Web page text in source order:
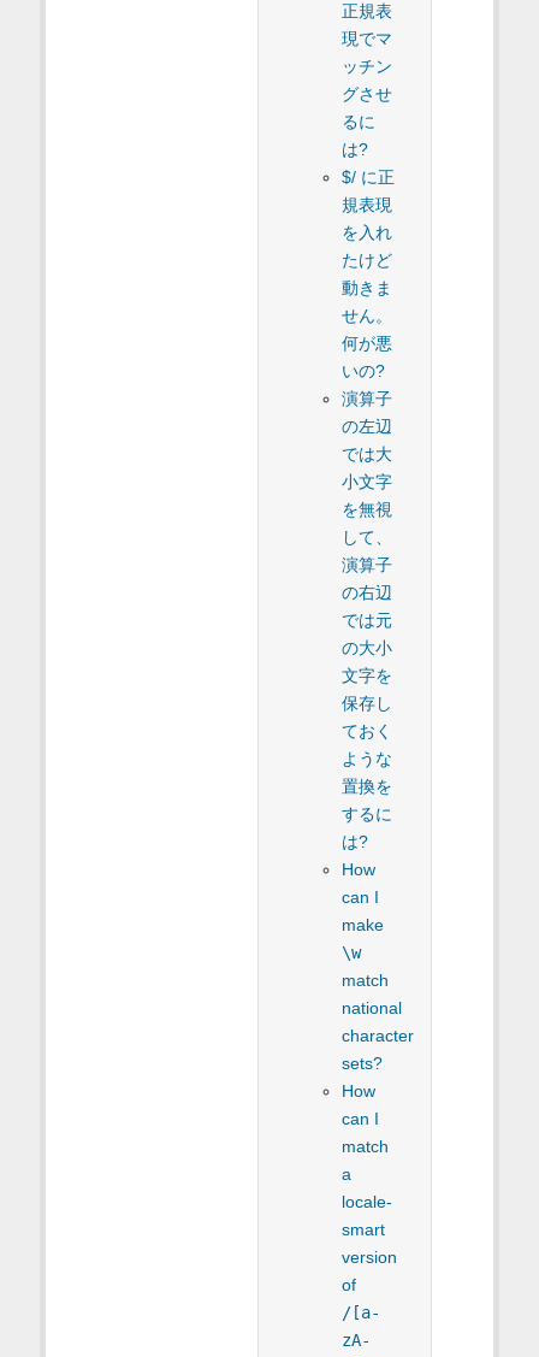
正規表
現でマ
ッチン
グさせ
るに
は?
$/ に正
規表現
を入れ
たけど
動きま
せん。
何が悪
いの?
演算子
の左辺
では大
小文字
を無視
して、
演算子
の右辺
では元
の大小
文字を
保存し
ておく
ような
置換を
するに
は?
How
can I
make
\w
match
national
character
sets?
How
can I
match
a
locale-
smart
version
of
/[a-
zA-